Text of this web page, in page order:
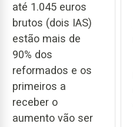
até 1.045 euros
brutos (dois IAS)
estão mais de
90% dos
reformados e os
primeiros a
receber o
aumento vão ser